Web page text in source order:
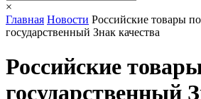
×
Главная Новости Российские товары
государственный Знак качества
Российские
государственный